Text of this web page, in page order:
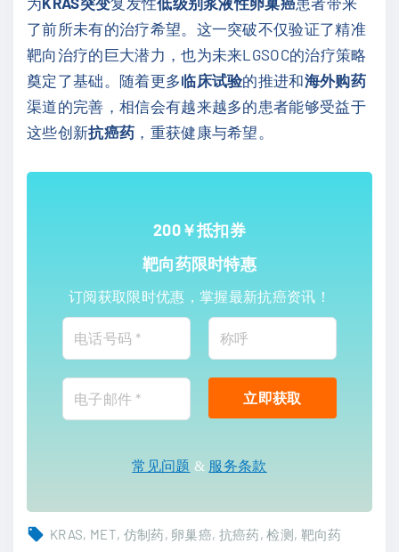
了前所未有的治疗希望。这一突破不仅验证了精准
靶向治疗的巨大潜力，也为未来LGSOC的治疗策略
奠定了基础。随着更多临床试验的推进和海外购药
渠道的完善，相信会有越来越多的患者能够受益于
这些创新抗癌药 ，重获健康与希望。
200￥抵扣券
靶向药限时特惠
订阅获取限时优惠，掌握最新抗癌资讯！
常见问题 & 服务条款
KRAS MET 仿制药 卵巢癌 抗癌药 检测 靶向药